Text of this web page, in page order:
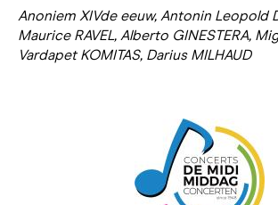
Anoniem XIVdeeeuw, Antonin Leopold
Maurice RAVEL, Alberto GINESTERA,
Vardapet KOMITAS, Darius MILHAUD